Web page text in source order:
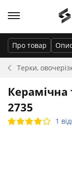
Терки,
Про товар Опис
Керамічна
2735
1